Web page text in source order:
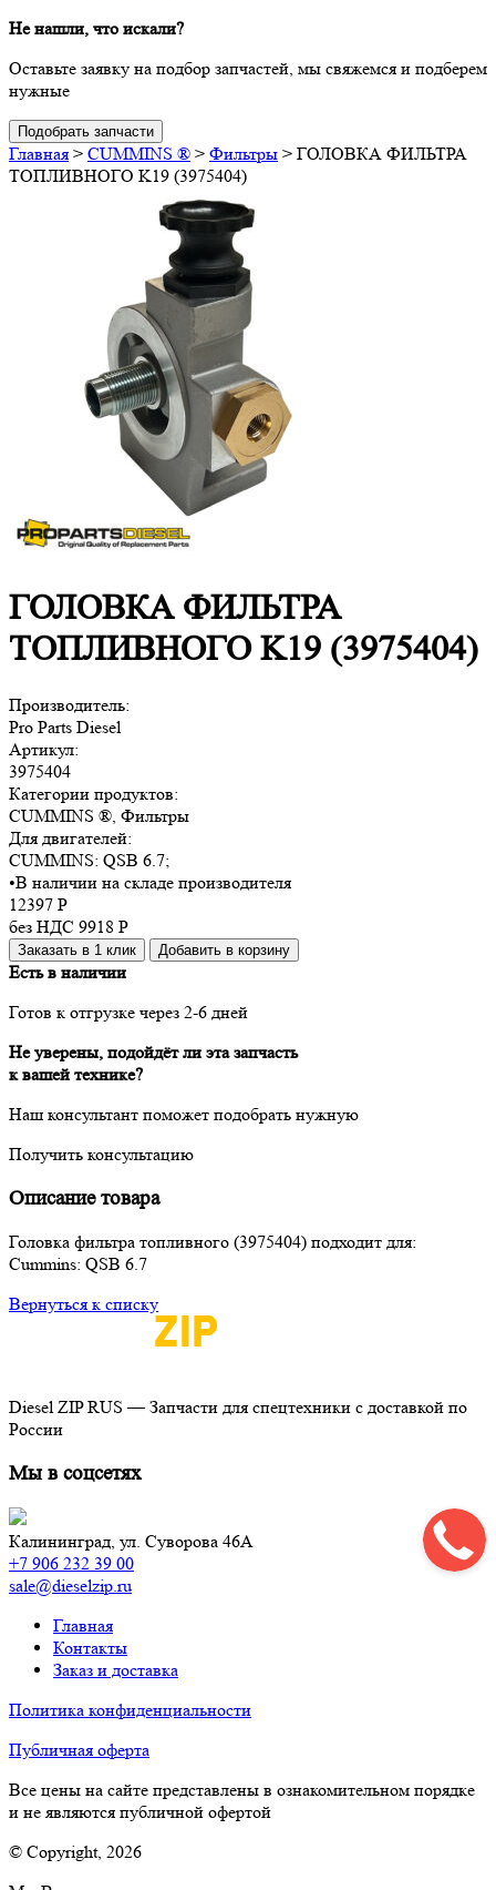
Не нашли, что искали?
Оставьте заявку на подбор запчастей, мы свяжемся и подберем
нужные
Подобрать запчасти
Главная > CUMMINS ® > Фильтры > ГОЛОВКА ФИЛЬТРА
ТОПЛИВНОГО K19 (3975404)
ГОЛОВКА ФИЛЬТРА
ТОПЛИВНОГО K19 (3975404)
Производитель:
Pro Parts Diesel
Артикул:
3975404
Категории продуктов:
CUMMINS ®, Фильтры
Для двигателей:
CUMMINS: QSB 6.7;
•В наличии на складе производителя
12397 Р
без НДС 9918 Р
Заказать в 1 клик Добавить в корзину
Есть в наличии
Готов к отгрузке через 2-6 дней
Не уверены, подойдёт ли эта запчасть
к вашей технике?
Наш консультант поможет подобрать нужную
Получить консультацию
Описание товара
Головка фильтра топливного (3975404) подходит для:
Cummins: QSB 6.7
Вернуться к списку
Diesel ZIP RUS — Запчасти для спецтехники с доставкой по
России
Мы в соцсетях
Калининград, ул. Суворова 46А
+7 906 232 39 00
sale@dieselzip.ru
Главная
Контакты
Заказ и доставка
Политика конфиденциальности
Публичная оферта
Все цены на сайте представлены в ознакомительном порядке
и не являются публичной офертой
© Copyright, 2026